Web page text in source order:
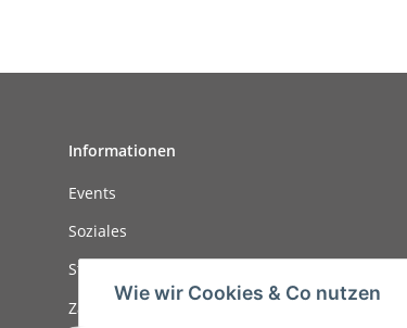
Informationen
Events
Soziales
Stellenanzeigen
Zahlungsmöglichkeiten
Wie wir Cookies & Co nutzen